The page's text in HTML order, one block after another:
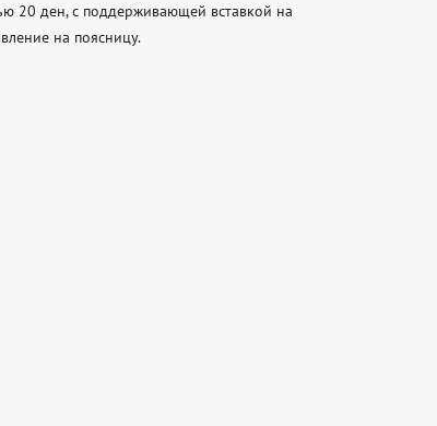
20 ден, с поддерживающей вставкой на
на поясницу.